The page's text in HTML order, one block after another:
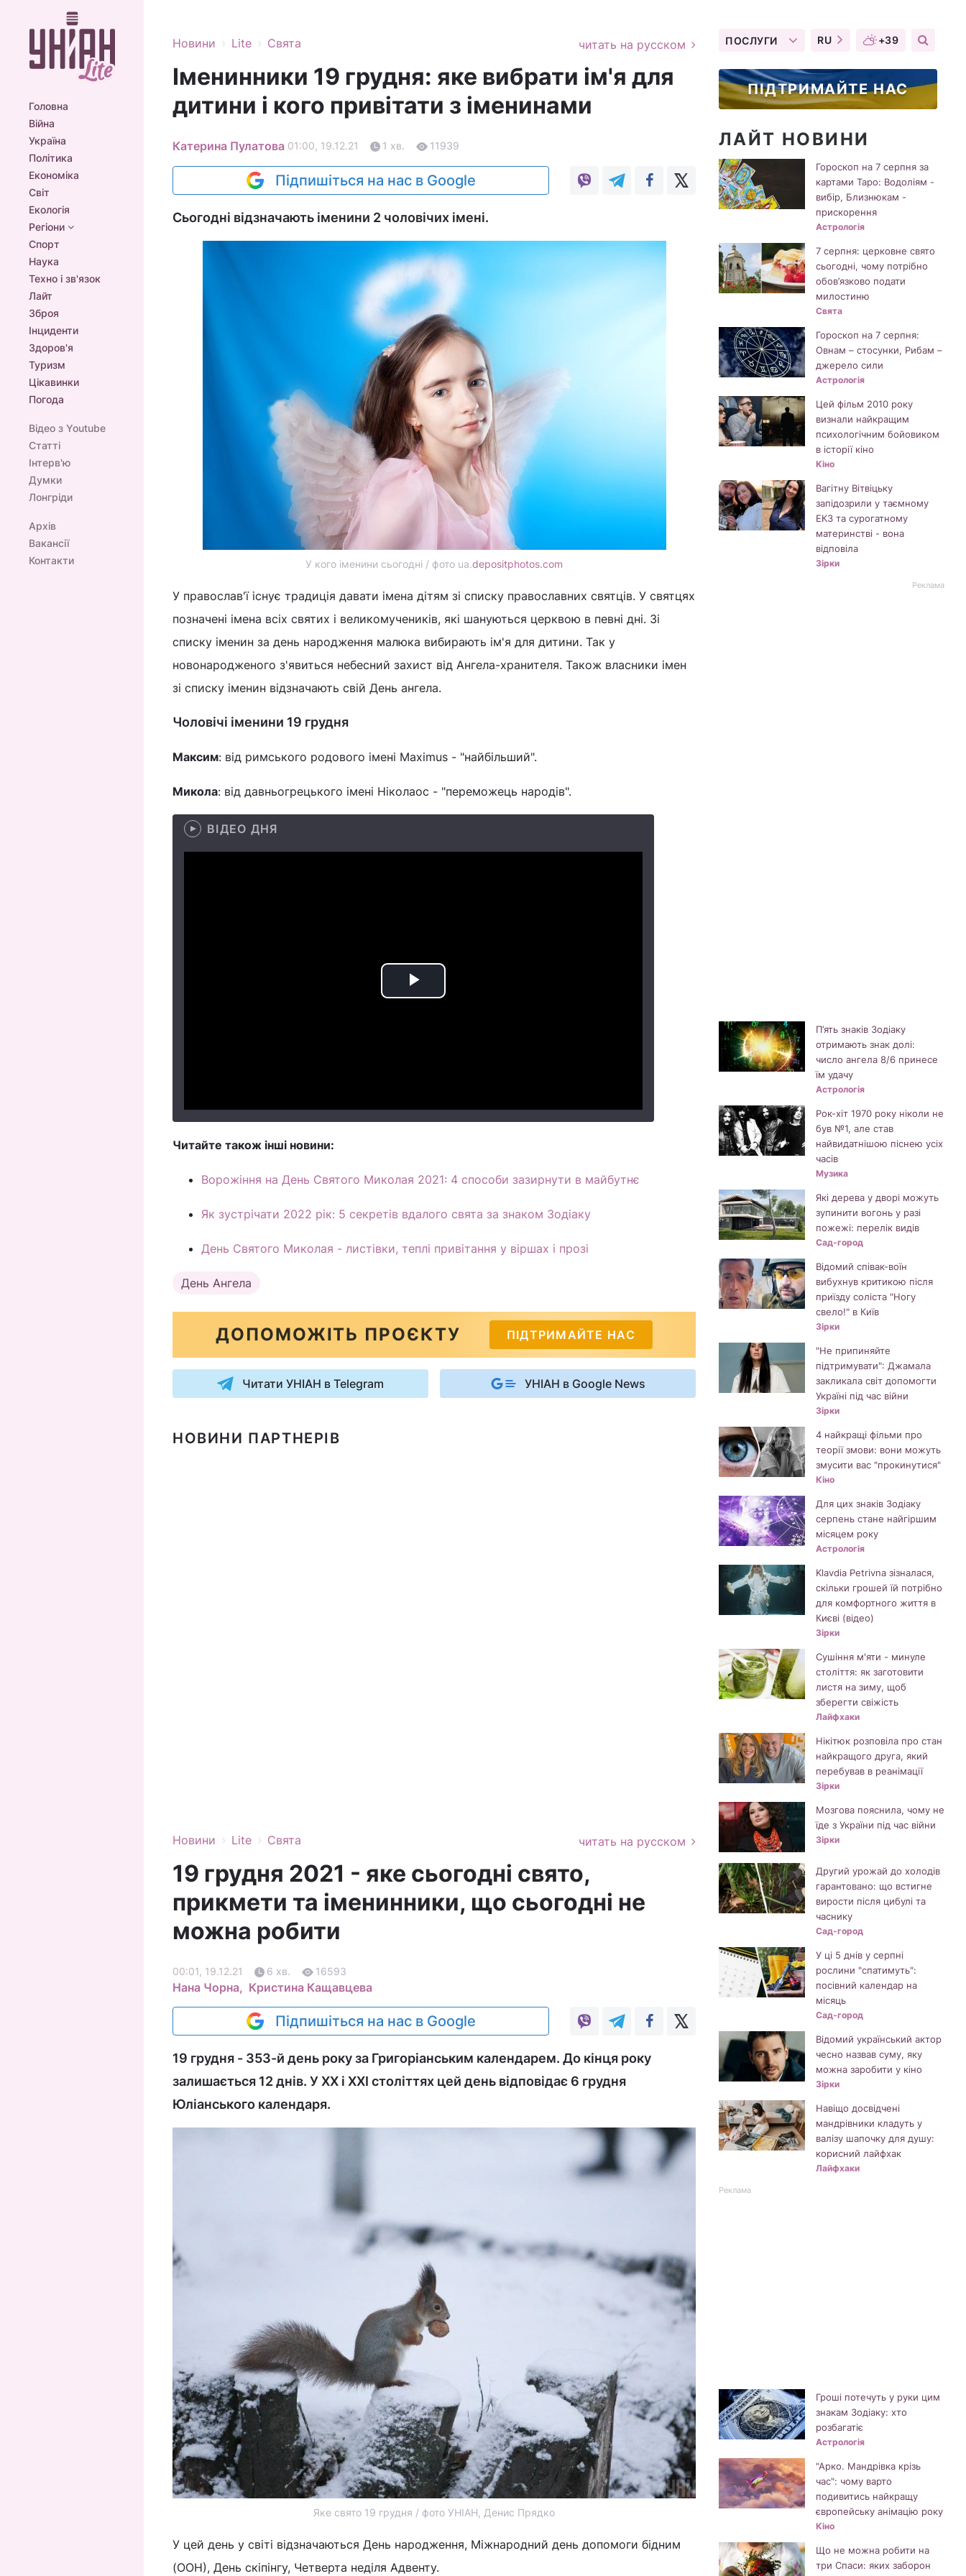
Головна
Війна
Україна
Політика
Економіка
Світ
Екологія
Регіони
Спорт
Наука
Техно і зв'язок
Лайт
Зброя
Інциденти
Здоров'я
Туризм
Цікавинки
Погода
Відео з Youtube
Статті
Інтерв'ю
Думки
Лонгріди
Архів
Вакансії
Контакти
Новини › Lite › Свята читать на русском
Іменинники 19 грудня: яке вибрати ім'я для
дитини і кого привітати з іменинами
Катерина Пулатова 01:00, 19.12.21 1 хв. 11939
Підпишіться на нас в Google
Сьогодні відзначають іменини 2 чоловічих імені.
У кого іменини сьогодні / фото ua.depositphotos.com
У православ'ї існує традиція давати імена дітям зі списку православних святців. У святцях
позначені імена всіх святих і великомучеників, які шануються церквою в певні дні. Зі
списку іменин за день народження малюка вибирають ім'я для дитини. Так у
новонародженого з'явиться небесний захист від Ангела-хранителя. Також власники імен
зі списку іменин відзначають свій День ангела.
Чоловічі іменини 19 грудня
Максим: від римського родового імені Maximus - "найбільший".
Микола: від давньогрецького імені Ніколаос - "переможець народів".
ВІДЕО ДНЯ
Play
Читайте також інші новини:
Ворожіння на День Святого Миколая 2021: 4 способи зазирнути в майбутнє
Як зустрічати 2022 рік: 5 секретів вдалого свята за знаком Зодіаку
День Святого Миколая - листівки, теплі привітання у віршах і прозі
День Ангела
ДОПОМОЖІТЬ ПРОЄКТУ ПІДТРИМАЙТЕ НАС
Читати УНІАН в Telegram УНІАН в Google News
НОВИНИ ПАРТНЕРІВ
Новини › Lite › Свята читать на русском
19 грудня 2021 - яке сьогодні свято,
прикмети та іменинники, що сьогодні не
можна робити
Нана Чорна, Кристина Кащавцева
00:01, 19.12.21 6 хв. 16593
Підпишіться на нас в Google
19 грудня - 353-й день року за Григоріанським календарем. До кінця року
залишається 12 днів. У XX і XXI століттях цей день відповідає 6 грудня
Юліанського календаря.
Яке свято 19 грудня / фото УНІАН, Денис Прядко
У цей день у світі відзначаються День народження, Міжнародний день допомоги бідним
(ООН), День скіпінгу, Четверта неділя Адвенту.
ПОСЛУГИ RU +39
ПІДТРИМАЙТЕ НАС
ЛАЙТ НОВИНИ
Гороскоп на 7 серпня за
картами Таро: Водоліям -
вибір, Близнюкам -
прискорення
Астрологія
7 серпня: церковне свято
сьогодні, чому потрібно
обов’язково подати
милостиню
Свята
Гороскоп на 7 серпня:
Овнам – стосунки, Рибам –
джерело сили
Астрологія
Цей фільм 2010 року
визнали найкращим
психологічним бойовиком
в історії кіно
Кіно
Вагітну Вітвіцьку
запідозрили у таємному
ЕКЗ та сурогатному
материнстві - вона
відповіла
Зірки
Реклама
П’ять знаків Зодіаку
отримають знак долі:
число ангела 8/6 принесе
їм удачу
Астрологія
Рок-хіт 1970 року ніколи не
був №1, але став
найвидатнішою піснею усіх
часів
Музика
Які дерева у дворі можуть
зупинити вогонь у разі
пожежі: перелік видів
Сад-город
Відомий співак-воїн
вибухнув критикою після
приїзду соліста "Ногу
свело!" в Київ
Зірки
"Не припиняйте
підтримувати": Джамала
закликала світ допомогти
Україні під час війни
Зірки
4 найкращі фільми про
теорії змови: вони можуть
змусити вас "прокинутися"
Кіно
Для цих знаків Зодіаку
серпень стане найгіршим
місяцем року
Астрологія
Klavdia Petrivna зізналася,
скільки грошей їй потрібно
для комфортного життя в
Києві (відео)
Зірки
Сушіння м'яти - минуле
століття: як заготовити
листя на зиму, щоб
зберегти свіжість
Лайфхаки
Нікітюк розповіла про стан
найкращого друга, який
перебував в реанімації
Зірки
Мозгова пояснила, чому не
їде з України під час війни
Зірки
Другий урожай до холодів
гарантовано: що встигне
вирости після цибулі та
часнику
Сад-город
У ці 5 днів у серпні
рослини "спатимуть":
посівний календар на
місяць
Сад-город
Відомий український актор
чесно назвав суму, яку
можна заробити у кіно
Зірки
Навіщо досвідчені
мандрівники кладуть у
валізу шапочку для душу:
корисний лайфхак
Лайфхаки
Реклама
Гроші потечуть у руки цим
знакам Зодіаку: хто
розбагатіє
Астрологія
"Арко. Мандрівка крізь
час": чому варто
подивитись найкращу
європейську анімацію року
Кіно
Що не можна робити на
три Спаси: яких заборон